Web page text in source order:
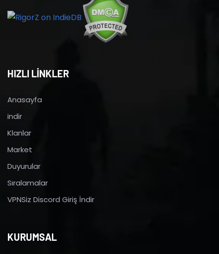
HIZLI LİNKLER
Anasayfa
indir
Klanlar
Market
Duyurular
Sıralamalar
VPNSiz Discord Giriş İndir
KURUMSAL